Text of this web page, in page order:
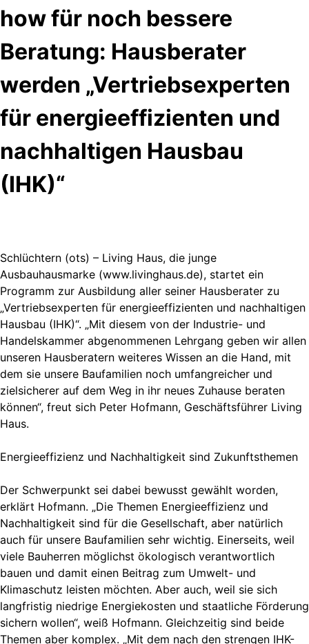
how für noch bessere
Beratung: Hausberater
werden „Vertriebsexperten
für energieeffizienten und
nachhaltigen Hausbau
(IHK)“
Schlüchtern (ots) – Living Haus, die junge
Ausbauhausmarke (www.livinghaus.de), startet ein
Programm zur Ausbildung aller seiner Hausberater zu
„Vertriebsexperten für energieeffizienten und nachhaltigen
Hausbau (IHK)“. „Mit diesem von der Industrie- und
Handelskammer abgenommenen Lehrgang geben wir allen
unseren Hausberatern weiteres Wissen an die Hand, mit
dem sie unsere Baufamilien noch umfangreicher und
zielsicherer auf dem Weg in ihr neues Zuhause beraten
können“, freut sich Peter Hofmann, Geschäftsführer Living
Haus.
Energieeffizienz und Nachhaltigkeit sind Zukunftsthemen
Der Schwerpunkt sei dabei bewusst gewählt worden,
erklärt Hofmann. „Die Themen Energieeffizienz und
Nachhaltigkeit sind für die Gesellschaft, aber natürlich
auch für unsere Baufamilien sehr wichtig. Einerseits, weil
viele Bauherren möglichst ökologisch verantwortlich
bauen und damit einen Beitrag zum Umwelt- und
Klimaschutz leisten möchten. Aber auch, weil sie sich
langfristig niedrige Energiekosten und staatliche Förderung
sichern wollen“, weiß Hofmann. Gleichzeitig sind beide
Themen aber komplex. „Mit dem nach den strengen IHK-